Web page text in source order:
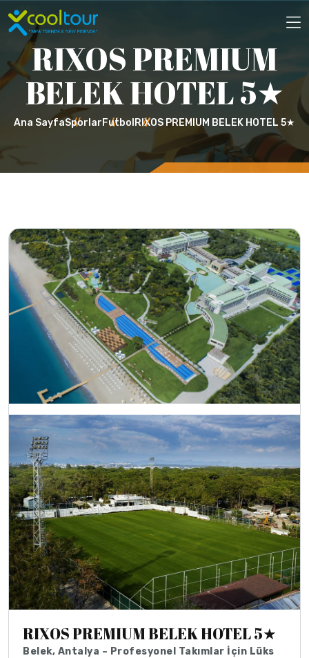
RIXOS PREMIUM
BELEK HOTEL 5★
Ana SayfaSporlarFutbol RIXOS PREMIUM BELEK HOTEL 5★
RIXOS PREMIUM BELEK HOTEL 5★
Belek, Antalya – Profesyonel Takımlar İçin Lüks